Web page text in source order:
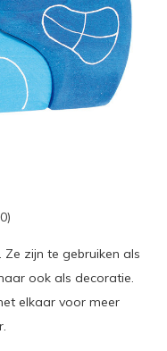
Ze zijn te gebruiken als
ook als decoratie.
elkaar voor meer